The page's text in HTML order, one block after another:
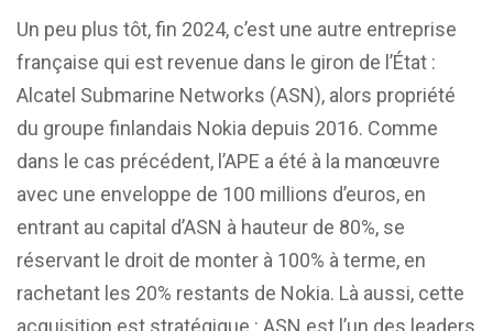
Un peu plus tôt, fin 2024, c’est une autre entreprise
française qui est revenue dans le giron de l’État :
Alcatel Submarine Networks (ASN), alors propriété
du groupe finlandais Nokia depuis 2016. Comme
dans le cas précédent, l’APE a été à la manœuvre
avec une enveloppe de 100 millions d’euros, en
entrant au capital d’ASN à hauteur de 80%, se
réservant le droit de monter à 100% à terme, en
rachetant les 20% restants de Nokia. Là aussi, cette
acquisition est stratégique : ASN est l’un des leaders